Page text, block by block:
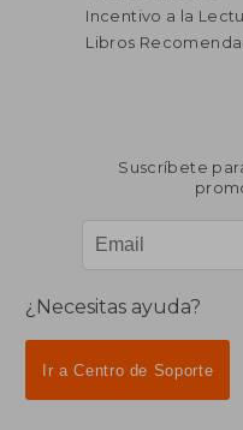
Incentivo a la
Libros
Suscríbete
¿Necesitas ayuda?
Ir a Centro de Soporte